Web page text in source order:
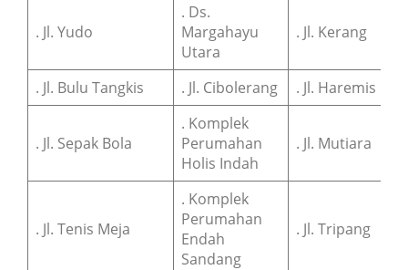
. Jl. Yudo
. Ds.
Margahayu
Utara
. Jl. Kerang
. Jl. Bulu Tangkis . Jl. Cibolerang . Jl. Haremis
. Jl. Sepak Bola
. Komplek
Perumahan
Holis Indah
. Jl. Mutiara
. Jl. Tenis Meja
. Komplek
Perumahan
Endah
Sandang
. Jl. Tripang